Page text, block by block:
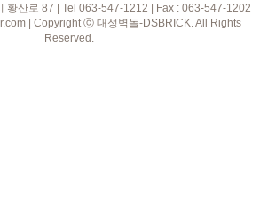
황산로 87 | Tel 063-547-1212 | Fax : 063-547-1202
| Copyright ⓒ 대성벽돌-DSBRICK. All Rights
Reserved.